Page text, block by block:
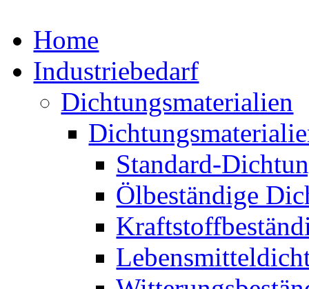
Home
Industriebedarf
Dichtungsmaterialien
Standard-
Ölbeständige